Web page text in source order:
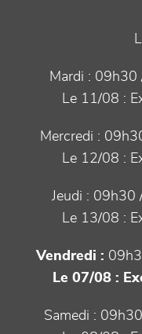
Mardi : 09h30
Le 11/08 :
Mercredi :
Le 12/08 :
Jeudi : 09h30
Le 13/08 :
Vendredi :
Le 07/08 :
Samedi :